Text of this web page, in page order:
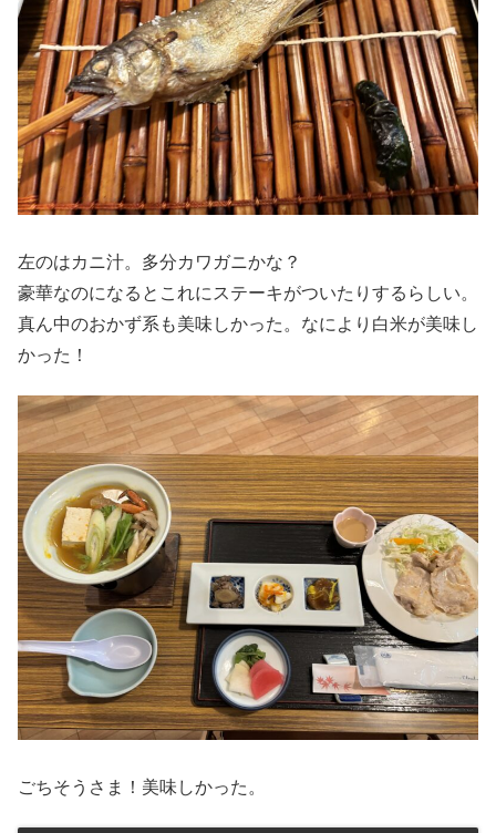
左のはカニ汁。多分カワガニかな？
豪華なのになるとこれにステーキがついたりするらしい。
真ん中のおかず系も美味しかった。なにより白米が美味し
かった！
ごちそうさま！美味しかった。